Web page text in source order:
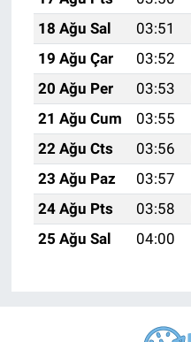
18 Ağu Sal
03:51
19 Ağu Çar
03:52
20 Ağu Per
03:53
21 Ağu Cum
03:55
22 Ağu Cts
03:56
23 Ağu Paz
03:57
24 Ağu Pts
03:58
25 Ağu Sal
04:00